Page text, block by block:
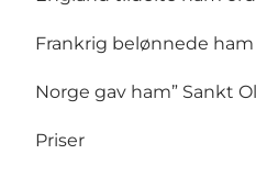
Frankrig belønnede
Norge gav ham” Sankt
Priser